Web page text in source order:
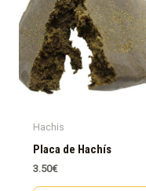
Hachis
Placa de Hachís
3.50€